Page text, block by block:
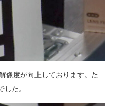
像度が向上しております。た
た。